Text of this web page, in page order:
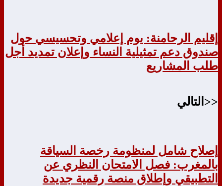
إقليم الرحامنة: يوم إعلامي وتحسيسي حول
صندوق دعم تمثيلية النساء وإعلان تمديد أجل
طلب المشاريع
<<التالي
إصلاح شامل لمنظومة رخصة السياقة
بالمغرب: فصل الامتحان النظري عن
التطبيقي وإطلاق منصة رقمية جديدة